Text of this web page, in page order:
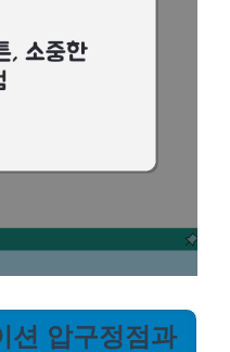
션 압구정점과